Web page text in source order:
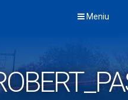
Meniu